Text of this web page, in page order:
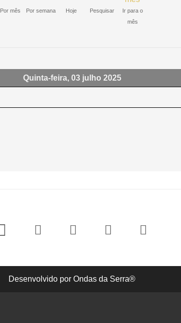
Por mês Por semana Hoje Pesquisar
Ir para o
mês
Quinta-feira, 03 julho 2025
Desenvolvido por Ondas da Serra®